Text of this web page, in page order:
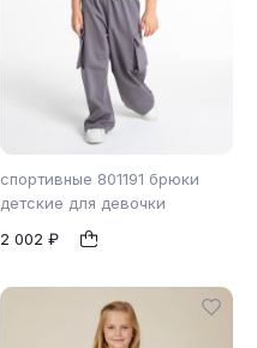
спортивные 801191 брюки
детские для девочки
2 002 ₽